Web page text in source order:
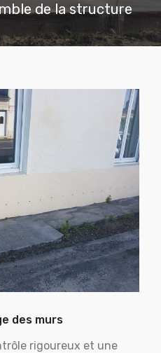
de la structure
des murs
rigoureux et une